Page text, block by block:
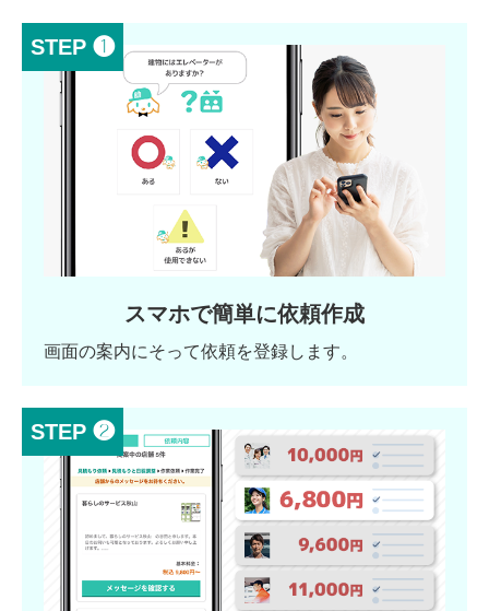
STEP ❶
スマホで簡単に依頼作成
画面の案内にそって依頼を登録します。
STEP ❷